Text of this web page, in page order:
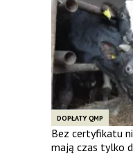
DOPŁATY QMP
Bez certyfikatu
mają czas tylko